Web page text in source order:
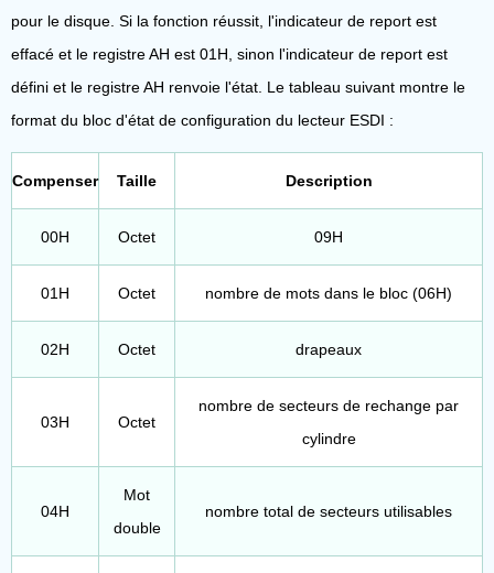
pour le disque. Si la fonction réussit, l'indicateur de report est
effacé et le registre AH est 01H, sinon l'indicateur de report est
défini et le registre AH renvoie l'état. Le tableau suivant montre le
format du bloc d'état de configuration du lecteur ESDI :
Compenser Taille Description
00H Octet 09H
01H Octet nombre de mots dans le bloc (06H)
02H Octet drapeaux
03H Octet
nombre de secteurs de rechange par
cylindre
04H
Mot
double
nombre total de secteurs utilisables